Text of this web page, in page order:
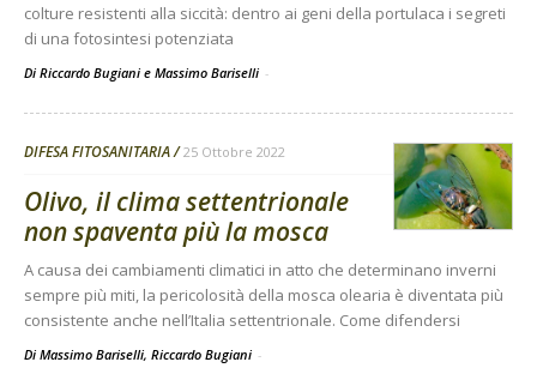
colture resistenti alla siccità: dentro ai geni della portulaca i segreti
di una fotosintesi potenziata
Di Riccardo Bugiani e Massimo Bariselli -
DIFESA FITOSANITARIA 25 Ottobre 2022
Olivo, il clima settentrionale
non spaventa più la mosca
A causa dei cambiamenti climatici in atto che determinano inverni
sempre più miti, la pericolosità della mosca olearia è diventata più
consistente anche nell’Italia settentrionale. Come difendersi
Di Massimo Bariselli, Riccardo Bugiani -